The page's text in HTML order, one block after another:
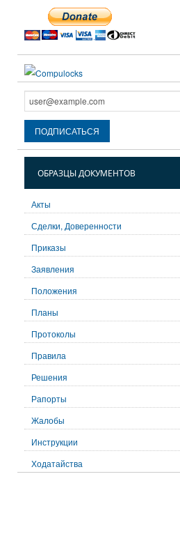
ОБРАЗЦЫ ДОКУМЕНТОВ
Акты
Сделки, Доверенности
Приказы
Заявления
Положения
Планы
Протоколы
Правила
Решения
Рапорты
Жалобы
Инструкции
Ходатайства